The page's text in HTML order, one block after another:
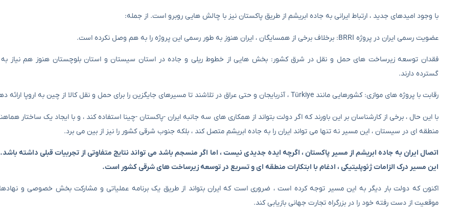
با وجود امیدهای جدید ، ارتباط ایرانی به جاده ابریشم از طریق پاکستان نیز با چالش هایی روبرو است. از جمله:
عضویت رسمی ایران در پروژه BRRI: برخلاف برخی از همسایگان ، ایران هنوز به طور رسمی این پروژه را به هم وصل نکرده است.
فقدان توسعه زیرساخت های حمل و نقل در شرق کشور: بخش هایی از خطوط ریلی و جاده در استان سیستان و استان بلوچستان هنوز هم نیاز به
گسترده دارند.
رقابت با پروژه های موازی: کشورهایی مانند Türkiye ، آذربایجان و حتی عراق در تلاشند تا مسیرهای جایگزین را برای حمل و نقل کالا از چین به اروپا ارائه دهند.
با این حال ، برخی از کارشناسان بر این باورند که اگر دولت بتواند از همکاری های سه جانبه ایران -پاکستان -چینا استفاده کند ، و با ایجاد یک ساختار
منطقه ای در سیستان ، این مسیر نه تنها می تواند ایران را به جاده ابریشم متصل کند ، بلکه جنوب شرقی کشور را نیز از بین می برد.
اتصال ایران به جاده ابریشم از مسیر پاکستان ، اگرچه ایده جدیدی نیست ، اما اگر منسجم باشد می تواند نتایج متفاوتی از تجربیات قبلی داشته
این مسیر درک الزامات ژئوپلیتیکی ، ادغام با ابتکارات منطقه ای و تسریع در توسعه زیرساخت های شرقی کشور است.
اکنون که دولت بار دیگر به این مسیر توجه کرده است ، ضروری است که ایران بتواند از طریق یک برنامه عملیاتی و مشارکت بخش خصوصی و
موقعیت از دست رفته خود را در بزرگراه تجارت جهانی بازیابی کند.